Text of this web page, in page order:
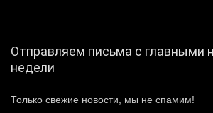
Отправляем письма с главными
недели
Только свежие новости, мы не спамим!